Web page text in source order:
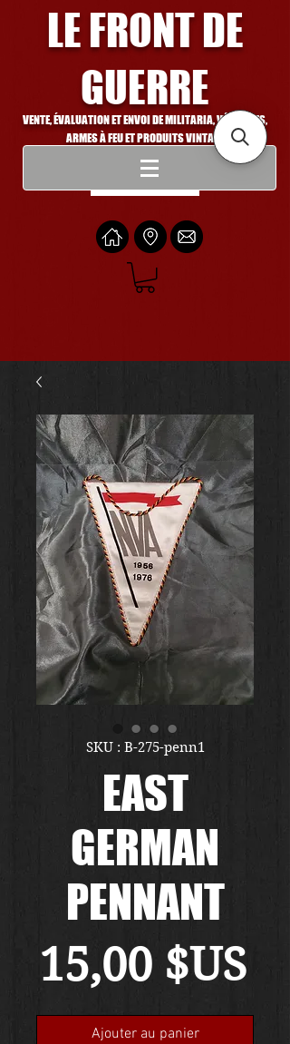
LE FRONT DE
GUERRE
VENTE, ÉVALUATION ET ENVOI DE MILITARIA, VÉHICULES,
ARMES À FEU ET PRODUITS VINTAGE
Se connecter
SKU : B-275-penn1
EAST
GERMAN
PENNANT
15,00 $US
Ajouter au panier